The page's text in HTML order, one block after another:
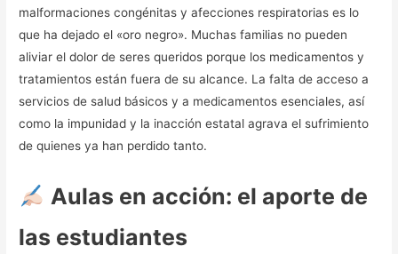
malformaciones congénitas y afecciones respiratorias es lo
que ha dejado el «oro negro». Muchas familias no pueden
aliviar el dolor de seres queridos porque los medicamentos y
tratamientos están fuera de su alcance. La falta de acceso a
servicios de salud básicos y a medicamentos esenciales, así
como la impunidad y la inacción estatal agrava el sufrimiento
de quienes ya han perdido tanto.
Aulas en acción: el aporte de
las estudiantes